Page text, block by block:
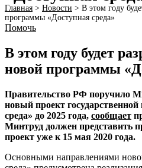
Главная > Новости > В этом году
программы «Доступная среда»
Помочь
В этом году будет
новой программы
Правительство РФ поручило
новый проект
среда» до 2025 года, сообщает
Минтруд должен представить
проект уже к 15 мая 2020 года.
Основными направлениями